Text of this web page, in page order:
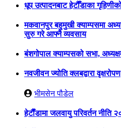
धूप उत्पादनबाट हेटौँडाका
मकवानपुर बहुमुखी क्याम्पसमा
सुरु गरे आफ्नै व्यवसाय
बंशगोपाल क्याम्पसको सभा,
नवजीवन ज्योति क्लबद्वारा वृक्षरोपण
भीमसेन पौडेल
हेटाैँडामा जलवायु परिवर्तन नीति